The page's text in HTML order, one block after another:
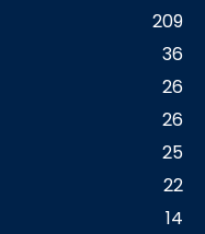
209
36
26
26
25
22
14